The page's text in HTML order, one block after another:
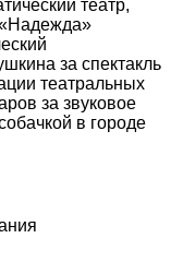
театр,
за спектакль
театральных
за звуковое
в городе